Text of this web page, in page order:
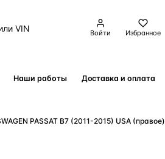
Войти Избранное
Наши работы Доставка и оплата
PASSAT B7 (2011-2015) USA (правое)